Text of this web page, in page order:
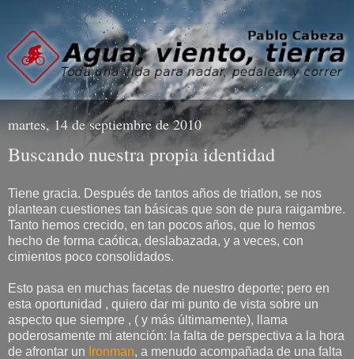
martes, 14 de septiembre de 2010
Buscando nuestra propia identidad
Tiene gracia. Después de tantos años de triatlon, se nos
plantean cuestiones tan básicas que son de pura raigambre.
Tanto hemos crecido, en tan pocos años, que lo hemos
hecho de forma caótica, deslabazada, y a veces, con
cimientos poco consolidados.
Esto pasa en muchas facetas de nuestro deporte; pero en
esta oportunidad , quiero dar mi punto de vista sobre un
aspecto que siempre , ( y más últimamente), llama
poderosamente mi atención: la falta de perspectiva a la hora
de afrontar un Ironman, a menudo acompañada de una falta